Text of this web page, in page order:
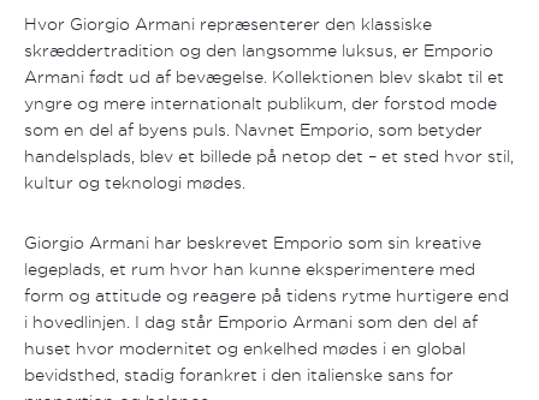
Hvor Giorgio Armani repræsenterer den klassiske
skræddertradition og den langsomme luksus, er Emporio
Armani født ud af bevægelse. Kollektionen blev skabt til et
yngre og mere internationalt publikum, der forstod mode
som en del af byens puls. Navnet Emporio, som betyder
handelsplads, blev et billede på netop det – et sted hvor stil,
kultur og teknologi mødes.
Giorgio Armani har beskrevet Emporio som sin kreative
legeplads, et rum hvor han kunne eksperimentere med
form og attitude og reagere på tidens rytme hurtigere end
i hovedlinjen. I dag står Emporio Armani som den del af
huset hvor modernitet og enkelhed mødes i en global
bevidsthed, stadig forankret i den italienske sans for